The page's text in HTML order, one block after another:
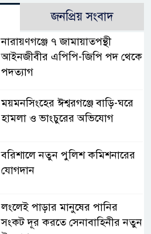
জনপ্রিয় সংবাদ
নারায়ণগঞ্জে ৭ জামায়াতপন্থী
আইনজীবীর এপিপি-জিপি পদ থেকে
পদত্যাগ
ময়মনসিংহের ঈশ্বরগঞ্জে বাড়ি-ঘরে
হামলা ও ভাংচুরের অভিযোগ
বরিশালে নতুন পুলিশ কমিশনারের
যোগদান
লংলেই পাড়ার মানুষের পানির
সংকট দূর করতে সেনাবাহিনীর নতুন